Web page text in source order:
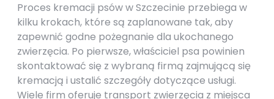
Proces kremacji psów w Szczecinie przebiega w
kilku krokach, które są zaplanowane tak, aby
zapewnić godne pożegnanie dla ukochanego
zwierzęcia. Po pierwsze, właściciel psa powinien
skontaktować się z wybraną firmą zajmującą się
kremacją i ustalić szczegóły dotyczące usługi.
Wiele firm oferuje transport zwierzęcia z miejsca